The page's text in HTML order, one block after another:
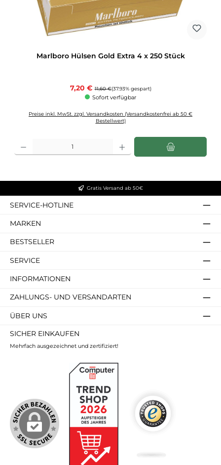
Marlboro Hülsen Gold Extra 4 x 250 Stück
Verkaufspreis:
7,20 € Regulärer Preis:
11,60 €(37.93% gespart)
Sofort verfügbar
Preise inkl. MwSt. zzgl. Versandkosten (Versandkostenfrei ab 50 €
Bestellwert)
Produkt Anzahl: Gib den gewünschten Wert ein oder benutze die Schaltflächen
Gratis Versand ab 50€
SERVICE-HOTLINE
MARKEN
BESTSELLER
SERVICE
INFORMATIONEN
ZAHLUNGS- UND VERSANDARTEN
ÜBER UNS
SICHER EINKAUFEN
Mehrfach ausgezeichnet und zertifiziert!